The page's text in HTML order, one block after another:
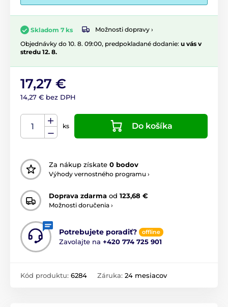
Skladom 7 ks
Možnosti dopravy ›
Objednávky do 10. 8. 09:00, predpokladané dodanie: u vás v
stredu 12. 8.
17,27 €
14,27 € bez DPH
ks Do košíka
Za nákup získate 0 bodov
Výhody vernostného programu ›
Doprava zdarma od 123,68 €
Možnosti doručenia ›
Potrebujete poradiť? offline
Zavolajte na +420 774 725 901
Kód produktu: 6284 Záruka: 24 mesiacov